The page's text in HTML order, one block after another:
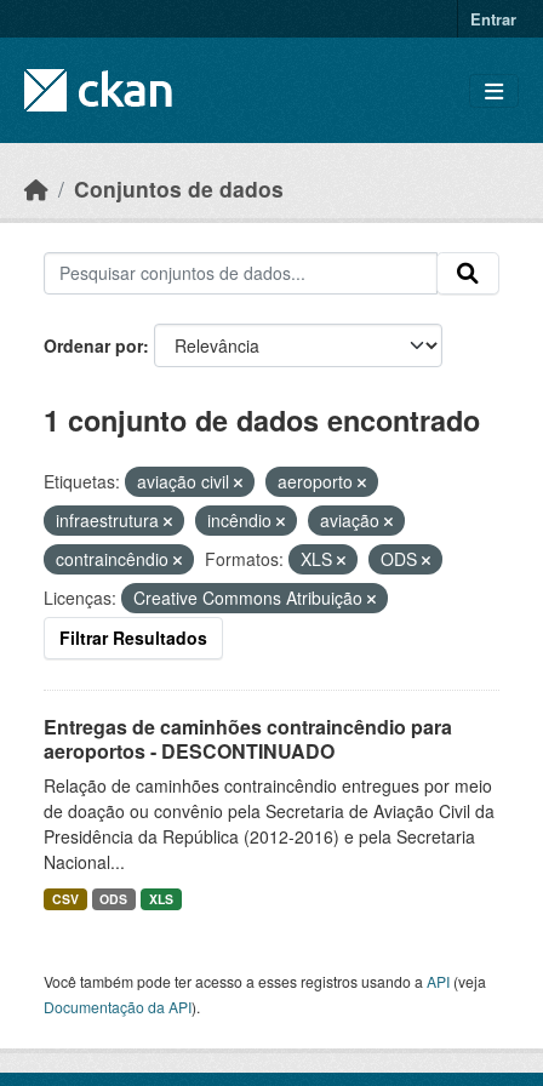
Entrar
Conjuntos de dados
Ordenar por
1 conjunto de dados encontrado
Etiquetas: aviação civil
aeroporto
infraestrutura
incêndio
aviação
contraincêndio
Formatos: XLS
ODS
Licenças:
Creative Commons Atribuição
Filtrar Resultados
Entregas de caminhões contraincêndio para
aeroportos - DESCONTINUADO
Relação de caminhões contraincêndio entregues por meio
de doação ou convênio pela Secretaria de Aviação Civil da
Presidência da República (2012-2016) e pela Secretaria
Nacional...
CSV ODS XLS
Você também pode ter acesso a esses registros usando a API (veja
Documentação da API).